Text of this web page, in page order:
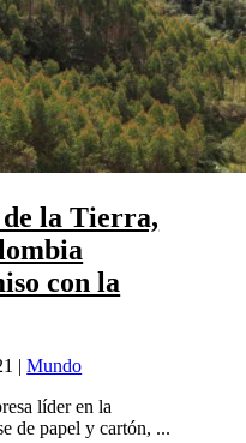
la Tierra,
con la
|Mundo
líder en la
de papel y cartón, ...